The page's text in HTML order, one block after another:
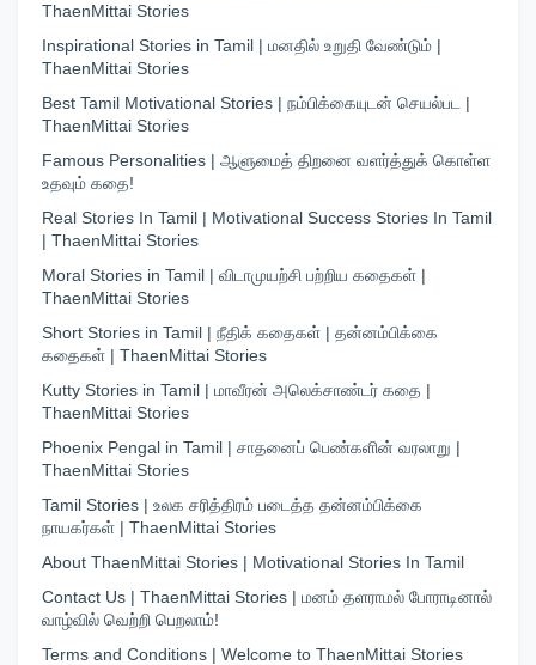
ThaenMittai Stories
Inspirational Stories in Tamil | மனதில் உறுதி வேண்டும் |
ThaenMittai Stories
Best Tamil Motivational Stories | நம்பிக்கையுடன் செயல்பட |
ThaenMittai Stories
Famous Personalities | ஆளுமைத் திறனை வளர்த்துக் கொள்ள
உதவும் கதை!
Real Stories In Tamil | Motivational Success Stories In Tamil
| ThaenMittai Stories
Moral Stories in Tamil | விடாமுயற்சி பற்றிய கதைகள் |
ThaenMittai Stories
Short Stories in Tamil | நீதிக் கதைகள் | தன்னம்பிக்கை
கதைகள் | ThaenMittai Stories
Kutty Stories in Tamil | மாவீரன் அலெக்சாண்டர் கதை |
ThaenMittai Stories
Phoenix Pengal in Tamil | சாதனைப் பெண்களின் வரலாறு |
ThaenMittai Stories
Tamil Stories | உலக சரித்திரம் படைத்த தன்னம்பிக்கை
நாயகர்கள் | ThaenMittai Stories
About ThaenMittai Stories | Motivational Stories In Tamil
Contact Us | ThaenMittai Stories | மனம் தளராமல் போராடினால்
வாழ்வில் வெற்றி பெறலாம்!
Terms and Conditions | Welcome to ThaenMittai Stories